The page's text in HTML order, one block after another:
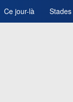
Ce jour-là Stades